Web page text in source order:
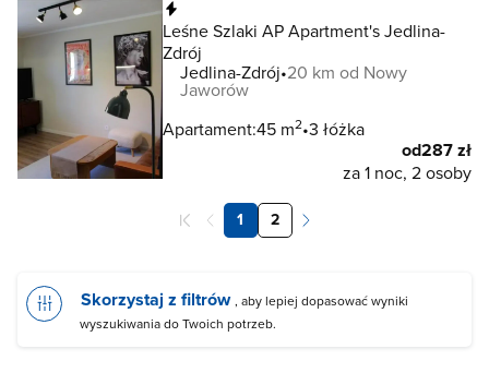
Leśne Szlaki AP Apartment's Jedlina-
Zdrój
Jedlina-Zdrój 20 km od Nowy
Jaworów
Apartament:45 m2 3 łóżka
od287 zł
za 1 noc, 2 osoby
1 2
Skorzystaj z filtrów , aby lepiej dopasować wyniki
wyszukiwania do Twoich potrzeb.